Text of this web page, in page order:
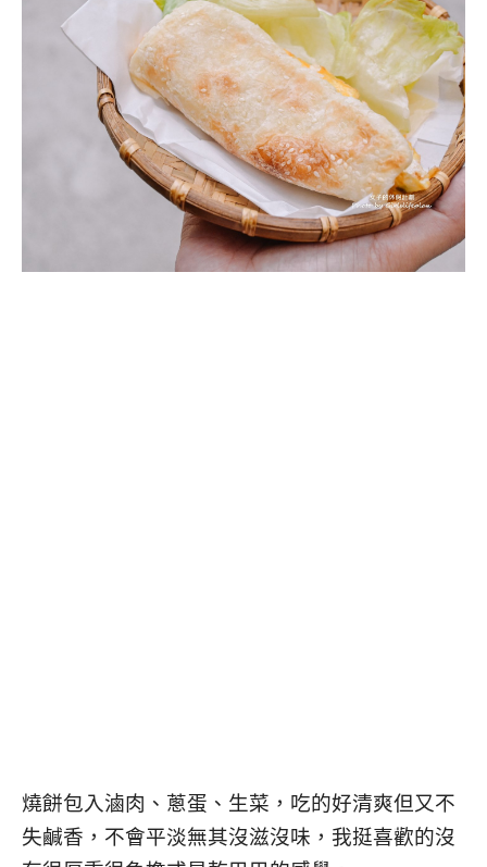
燒餅包入滷肉、蔥蛋、生菜， 吃的好清爽但又不
失鹹香，不會平淡無其沒滋沒味，我挺喜歡的沒